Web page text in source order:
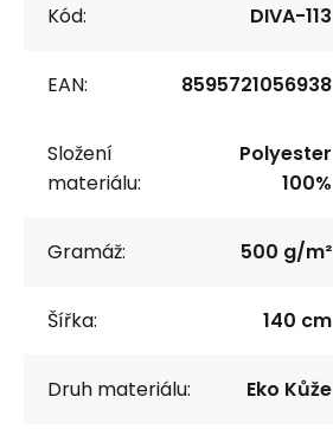
Kód: DIVA-113
EAN: 8595721056938
Složení
materiálu:
Polyester
100%
Gramáž: 500 g/m²
Šířka: 140 cm
Druh materiálu: Eko Kůže